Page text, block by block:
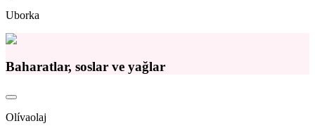
Uborka
Baharatlar, soslar ve yağlar
Olívaolaj